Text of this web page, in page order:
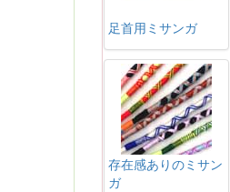
足首用ミサンガ
存在感ありのミサン
ガ